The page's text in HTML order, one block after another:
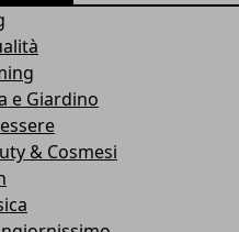
e Giardino
& Cosmesi